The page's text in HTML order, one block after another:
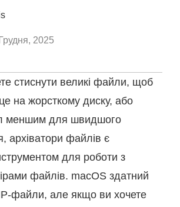
2025
стиснути великі файли, щоб
на жорсткому диску, або
меншим для швидшого
архіватори файлів є
для роботи з
файлів. macOS здатний
файли, але якщо ви хочете